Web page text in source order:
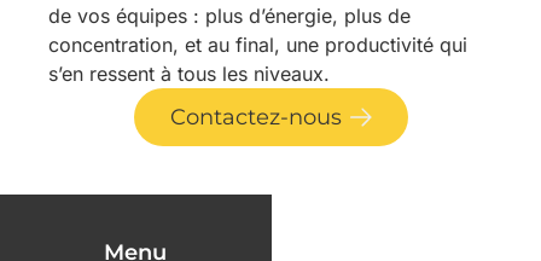
de vos équipes : plus d’énergie, plus de
concentration, et au final, une productivité qui
s’en ressent à tous les niveaux.
Contactez-nous
Menu